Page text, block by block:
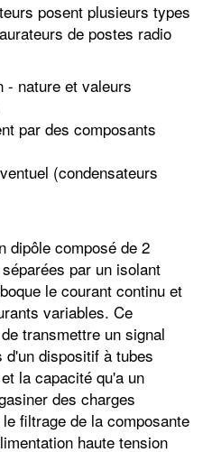
posent plusieurs types
de postes radio
- nature et valeurs
par des composants
(condensateurs
dipôle composé de 2
par un isolant
le courant continu et
variables. Ce
transmettre un signal
dispositif à tubes
la capacité qu'a un
des charges
filtrage de la composante
haute tension